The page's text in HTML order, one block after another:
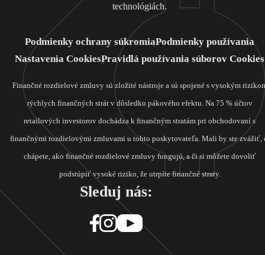
technológiách.
Podmienky ochrany súkromiaPodmienky používania
Nastavenia CookiesPravidlá používania súborov Cookies
Finančné rozdielové zmluvy sú zložité nástroje a sú spojené s vysokým
rýchlych finančných strát v dôsledku pákového efektu. Na 75 % účtov
retailových investorov dochádza k finančným stratám pri obchodovaní s
finančnými rozdielovými zmluvami u tohto poskytovateľa. Mali by ste zvážiť,
chápete, ako finančné rozdielové zmluvy fungujú, a či si môžete dovoliť
podstúpiť vysoké riziko, že utrpíte finančné straty.
Sleduj nás: